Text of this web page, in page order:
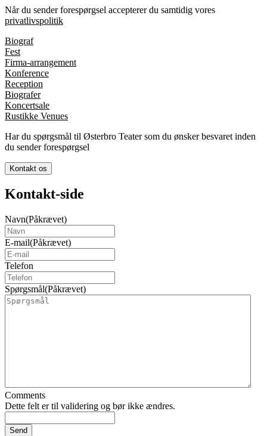
Når du sender forespørgsel accepterer du samtidig vores
privatlivspolitik
Biograf
Fest
Firma-arrangement
Konference
Reception
Biografer
Koncertsale
Rustikke Venues
Har du spørgsmål til Østerbro Teater som du ønsker besvaret inden
du sender forespørgsel
Kontakt os
Kontakt-side
Navn(Påkrævet)
E-mail(Påkrævet)
Telefon
Spørgsmål(Påkrævet)
Comments
Dette felt er til validering og bør ikke ændres.